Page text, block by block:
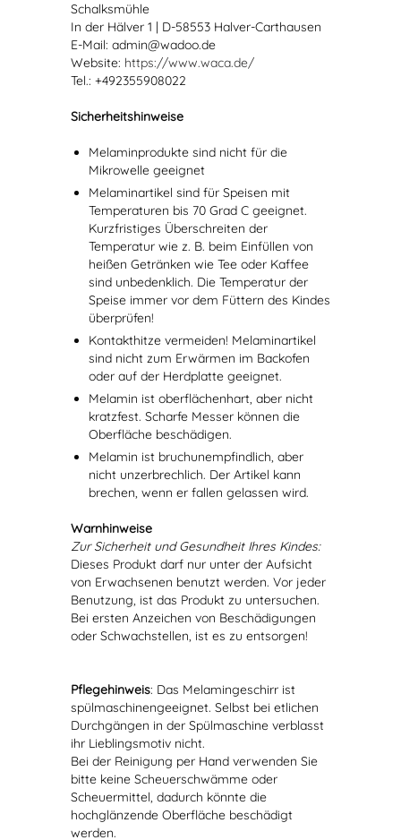
Schalksmühle
In der Hälver 1 | D-58553 Halver-Carthausen
E-Mail: admin@wadoo.de
Website: https://www.waca.de/
Tel.: +492355908022
Sicherheitshinweise
Melaminprodukte sind nicht für die
Mikrowelle geeignet
Melaminartikel sind für Speisen mit
Temperaturen bis 70 Grad C geeignet.
Kurzfristiges Überschreiten der
Temperatur wie z. B. beim Einfüllen von
heißen Getränken wie Tee oder Kaffee
sind unbedenklich. Die Temperatur der
Speise immer vor dem Füttern des Kindes
überprüfen!
Kontakthitze vermeiden! Melaminartikel
sind nicht zum Erwärmen im Backofen
oder auf der Herdplatte geeignet.
Melamin ist oberflächenhart, aber nicht
kratzfest. Scharfe Messer können die
Oberfläche beschädigen.
Melamin ist bruchunempfindlich, aber
nicht unzerbrechlich. Der Artikel kann
brechen, wenn er fallen gelassen wird.
Warnhinweise
Zur Sicherheit und Gesundheit Ihres Kindes:
Dieses Produkt darf nur unter der Aufsicht
von Erwachsenen benutzt werden. Vor jeder
Benutzung, ist das Produkt zu untersuchen.
Bei ersten Anzeichen von Beschädigungen
oder Schwachstellen, ist es zu entsorgen!
Pflegehinweis: Das Melamingeschirr ist
spülmaschinengeeignet. Selbst bei etlichen
Durchgängen in der Spülmaschine verblasst
ihr Lieblingsmotiv nicht.
Bei der Reinigung per Hand verwenden Sie
bitte keine Scheuerschwämme oder
Scheuermittel, dadurch könnte die
hochglänzende Oberfläche beschädigt
werden.